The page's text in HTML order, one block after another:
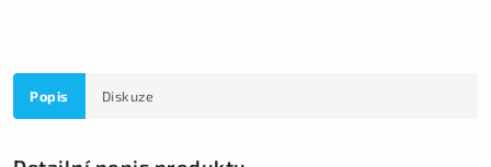
Popis Diskuze